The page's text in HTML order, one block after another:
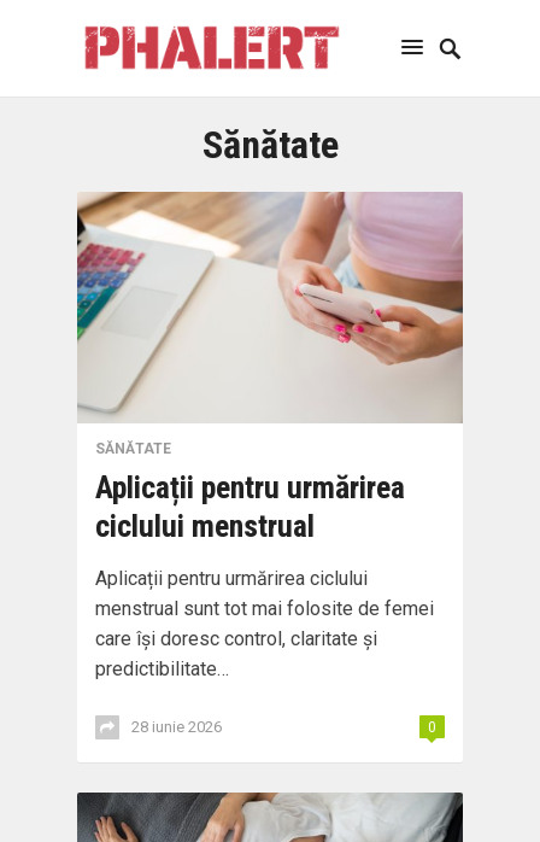
Sănătate
SĂNĂTATE
Aplicații pentru urmărirea
ciclului menstrual
Aplicații pentru urmărirea ciclului
menstrual sunt tot mai folosite de femei
care își doresc control, claritate și
predictibilitate…
28 iunie 2026 0